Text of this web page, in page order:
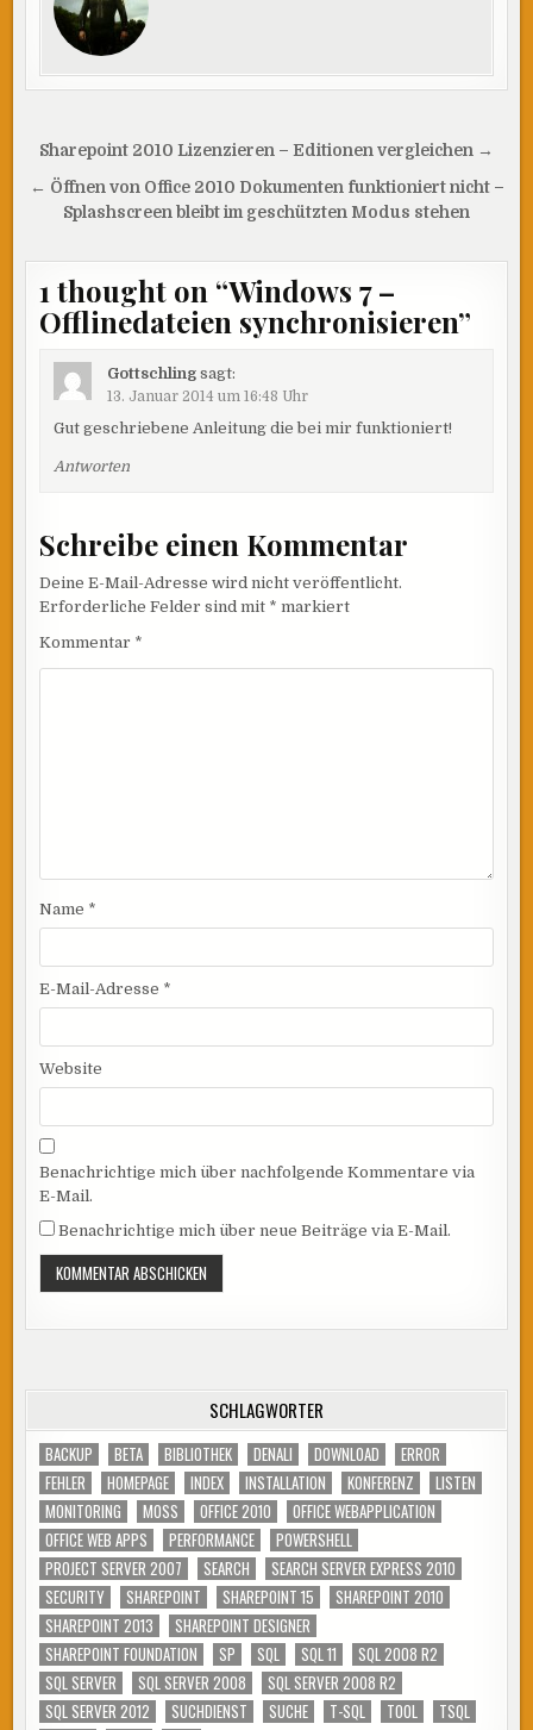
Beitragsnavigation
Sharepoint 2010 Lizenzieren – Editionen vergleichen →
← Öffnen von Office 2010 Dokumenten funktioniert nicht –
Splashscreen bleibt im geschützten Modus stehen
1 thought on “Windows 7 –
Offlinedateien synchronisieren”
Gottschling sagt:
13. Januar 2014 um 16:48 Uhr
Gut geschriebene Anleitung die bei mir funktioniert!
Antworten
Schreibe einen Kommentar
Deine E-Mail-Adresse wird nicht veröffentlicht.
Erforderliche Felder sind mit * markiert
Kommentar *
Name *
E-Mail-Adresse *
Website
Benachrichtige mich über nachfolgende Kommentare via
E-Mail.
Benachrichtige mich über neue Beiträge via E-Mail.
SCHLAGWÖRTER
BACKUP BETA BIBLIOTHEK DENALI DOWNLOAD
ERROR
FEHLER
HOMEPAGE INDEX INSTALLATION KONFERENZ
LISTEN
MONITORING
MOSS OFFICE 2010
OFFICE WEBAPPLICATION
OFFICE WEB APPS
PERFORMANCE
POWERSHELL
PROJECT SERVER 2007
SEARCH
SEARCH SERVER EXPRESS 2010
SECURITY
SHAREPOINT SHAREPOINT 15
SHAREPOINT 2010
SHAREPOINT 2013
SHAREPOINT DESIGNER
SHAREPOINT FOUNDATION
SP SQL SQL 11
SQL 2008 R2
SQL SERVER
SQL SERVER 2008
SQL SERVER 2008 R2
SQL SERVER 2012
SUCHDIENST SUCHE T-SQL TOOL
TSQL